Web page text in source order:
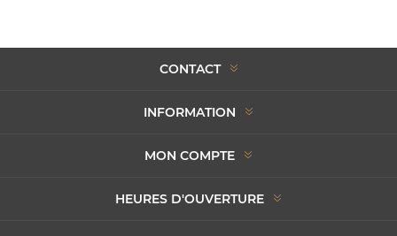
CONTACT
INFORMATION
MON COMPTE
HEURES D'OUVERTURE